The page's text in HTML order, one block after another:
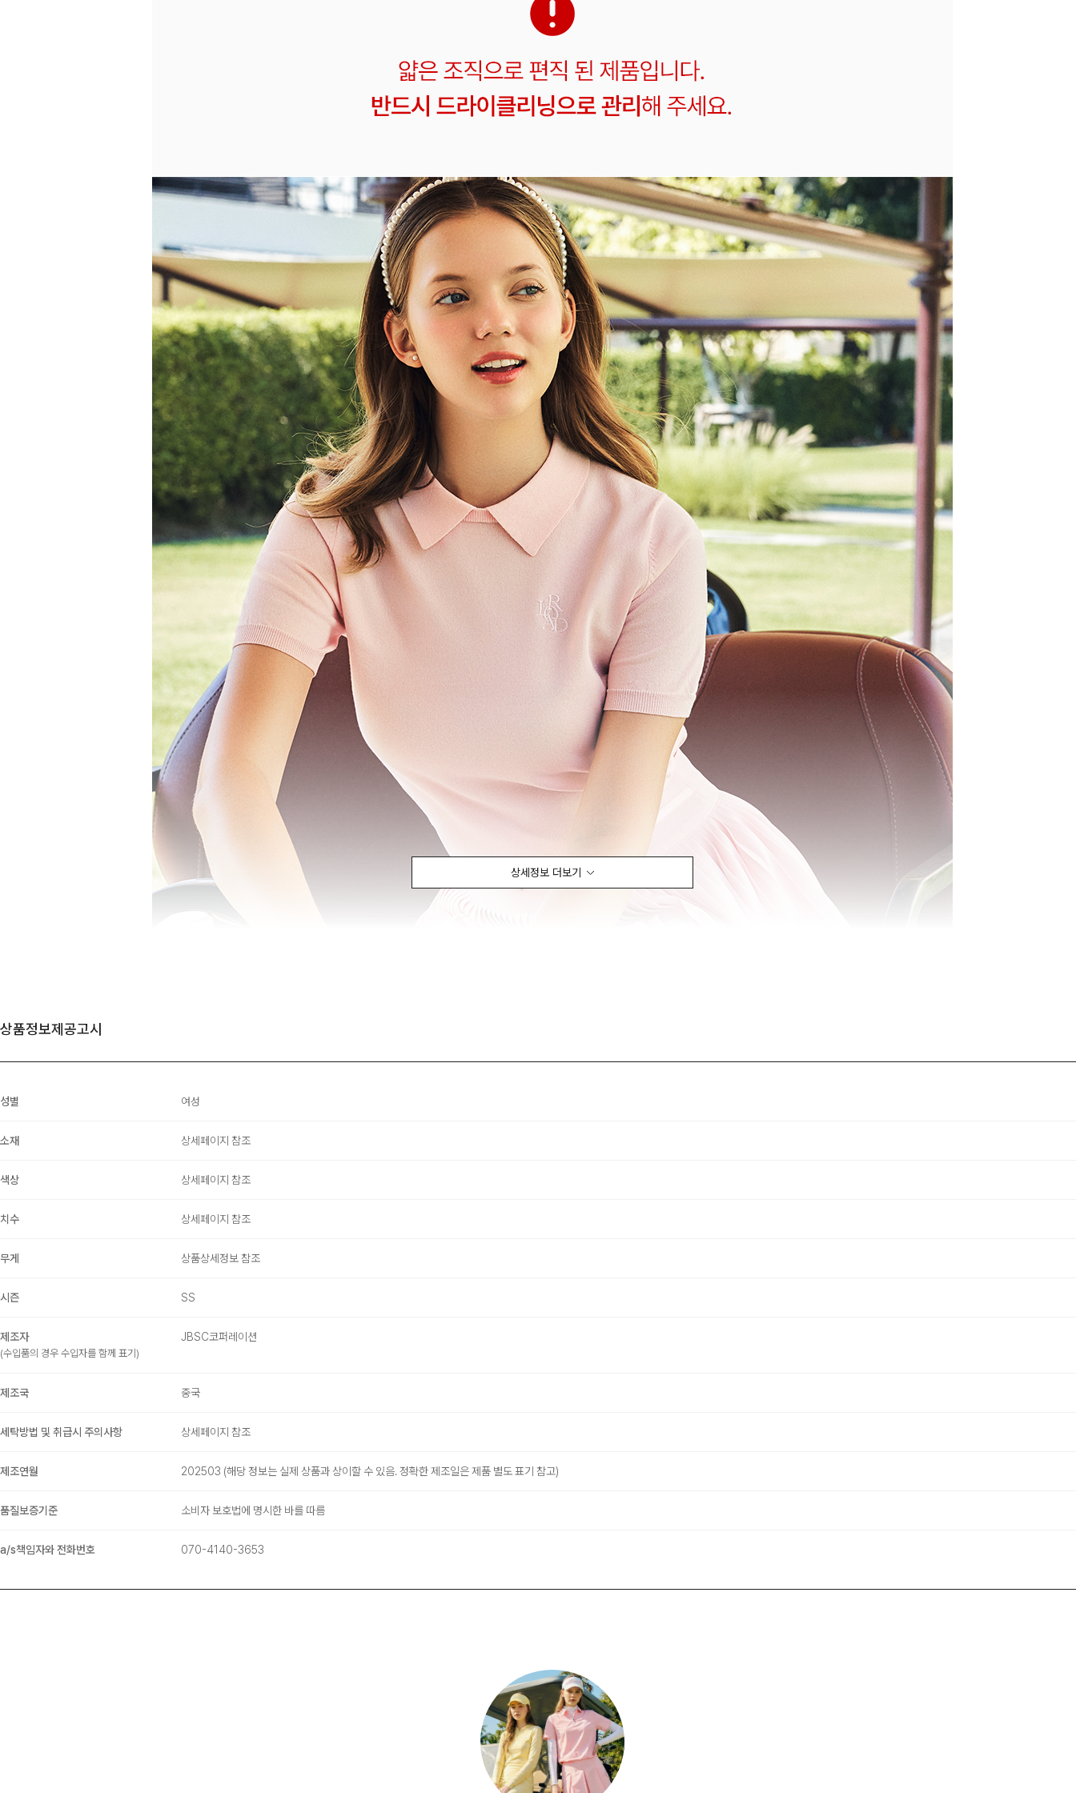
상세정보 더보기
상품정보제공고시
성별 여성
소재 상세페이지 참조
색상 상세페이지 참조
치수 상세페이지 참조
무게 상품상세정보 참조
시즌 SS
제조자
(수입품의 경우 수입자를 함께 표기)
JBSC코퍼레이션
제조국 중국
세탁방법 및 취급시 주의사항 상세페이지 참조
제조연월 202503 (해당 정보는 실제 상품과 상이할 수 있음. 정확한 제조일은 제품 별도 표기 참고)
품질보증기준 소비자 보호법에 명시한 바를 따름
a/s책임자와 전화번호 070-4140-3653